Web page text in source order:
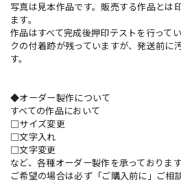
写真は見本作品です。販売する作品とは
ます。
作品はすべて完成後押印テストを行って
クの付着跡が残っていますが、発送前に
す。
◆オーダー製作について
すべての作品において
□サイズ変更
□文字入れ
□文字変更
など、各種オーダー製作を承っております
ご希望の場合は必ず「ご購入前に」ご相